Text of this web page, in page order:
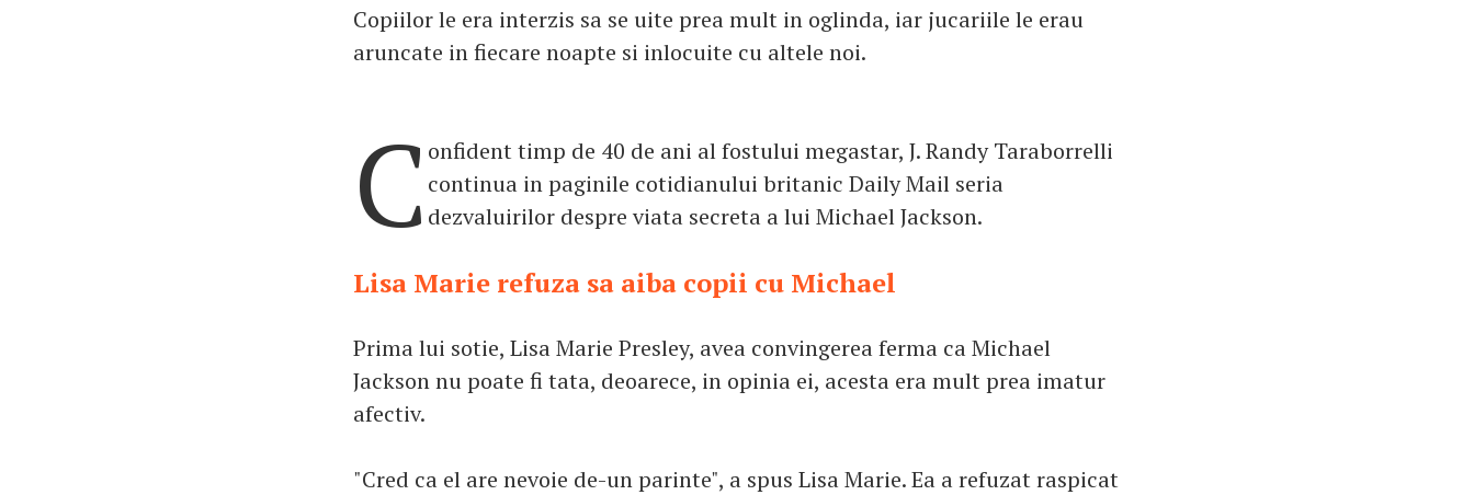
Copiilor le era interzis sa se uite prea mult in oglinda, iar jucariile le erau
aruncate in fiecare noapte si inlocuite cu altele noi.
C onfident timp de 40 de ani al fostului megastar, J. Randy Taraborrelli
continua in paginile cotidianului britanic Daily Mail seria
dezvaluirilor despre viata secreta a lui Michael Jackson.
Lisa Marie refuza sa aiba copii cu Michael
Prima lui sotie, Lisa Marie Presley, avea convingerea ferma ca Michael
Jackson nu poate fi tata, deoarece, in opinia ei, acesta era mult prea imatur
afectiv.
"Cred ca el are nevoie de-un parinte", a spus Lisa Marie. Ea a refuzat raspicat